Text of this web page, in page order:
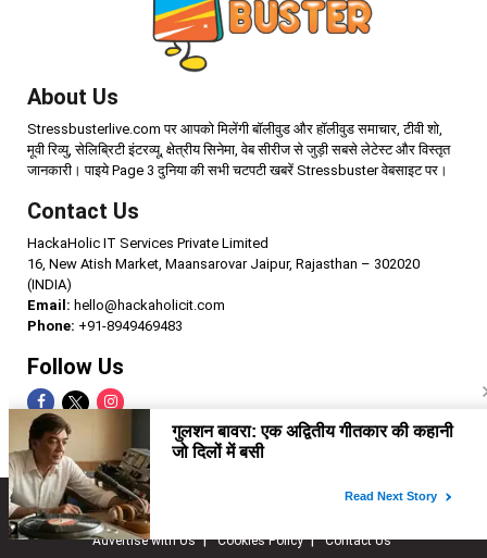
About Us
Stressbusterlive.com पर आपको मिलेंगी बॉलीवुड और हॉलीवुड समाचार, टीवी शो,
मूवी रिव्यु, सेलिब्रिटी इंटरव्यू, क्षेत्रीय सिनेमा, वेब सीरीज से जुड़ी सबसे लेटेस्ट और विस्तृत
जानकारी। पाइये Page 3 दुनिया की सभी चटपटी खबरें Stressbuster वेबसाइट पर।
Contact Us
HackaHolic IT Services Private Limited
16, New Atish Market, Maansarovar Jaipur, Rajasthan – 302020
(INDIA)
Email: hello@hackaholicit.com
Phone: +91-8949469483
Follow Us
Copyright © 2024 HackaHolic IT Services Private Limited
Home
About us
Advertise with Us
Cookies Policy Contact Us